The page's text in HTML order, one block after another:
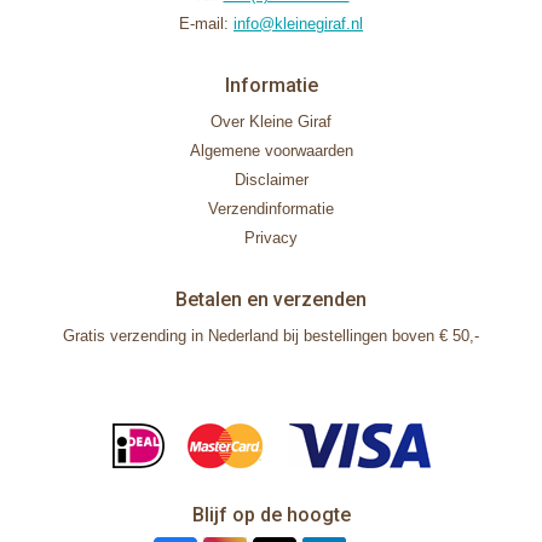
E-mail: info@kleinegiraf.nl
Informatie
Over Kleine Giraf
Algemene voorwaarden
Disclaimer
Verzendinformatie
Privacy
Betalen en verzenden
Gratis verzending in Nederland bij bestellingen boven € 50,-
Blijf op de hoogte